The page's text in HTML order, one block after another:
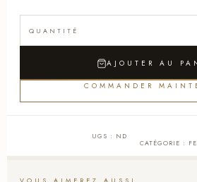
AJOUTER AU
COMMANDER
UGS : ND
CATÉGORIE :